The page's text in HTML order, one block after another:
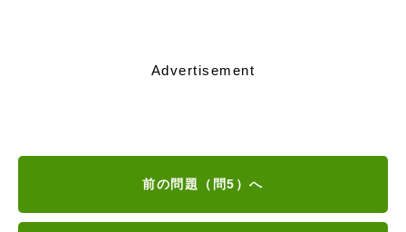
Advertisement
前の問題（問5）へ